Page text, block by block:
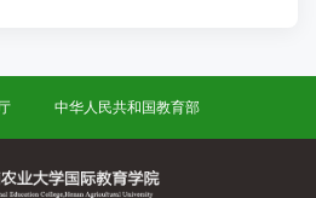
中华人民共和国教育部